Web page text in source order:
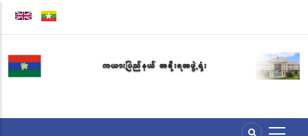
အဓိက
အကြောင်းအရာ
သွား
မည်